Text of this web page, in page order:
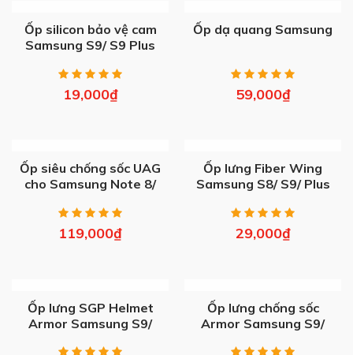
OUT OF STOCK
Ốp silicon bảo vệ cam
Samsung S9/ S9 Plus
19,000₫
OUT OF STOCK
Ốp dạ quang Samsung
59,000₫
OUT OF STOCK
Ốp siêu chống sốc UAG
cho Samsung Note 8/
S10/ Plus
119,000₫
OUT OF STOCK
Ốp lưng Fiber Wing
Samsung S8/ S9/ Plus
29,000₫
OUT OF STOCK
Ốp lưng SGP Helmet
Armor Samsung S9/
OUT OF STOCK
Ốp lưng chống sốc
Armor Samsung S9/